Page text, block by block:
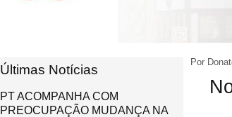
Últimas Notícias
PT ACOMPANHA COM
PREOCUPAÇÃO MUDANÇA NA
Por